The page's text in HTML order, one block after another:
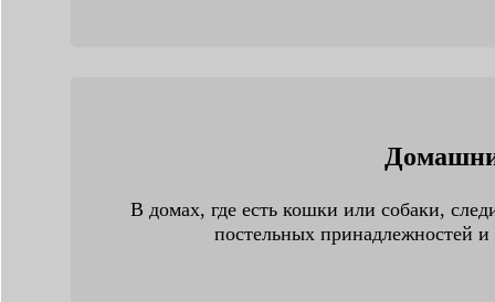
В домах, где есть кошки или собаки,
постельных принадлежностей